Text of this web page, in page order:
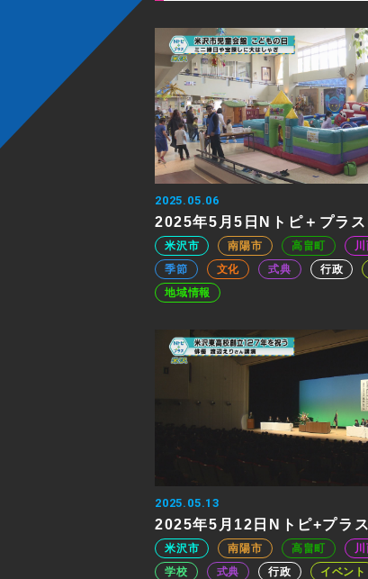
2025.05.06
2025年5月5日Nトピ＋プラ
米沢市 南陽市 高畠町
季節
文化 式典 行政
地域情報
2025.05.13
2025年5月12日Nトピ+プラ
米沢市 南陽市 高畠町
学校
式典 行政
イベント